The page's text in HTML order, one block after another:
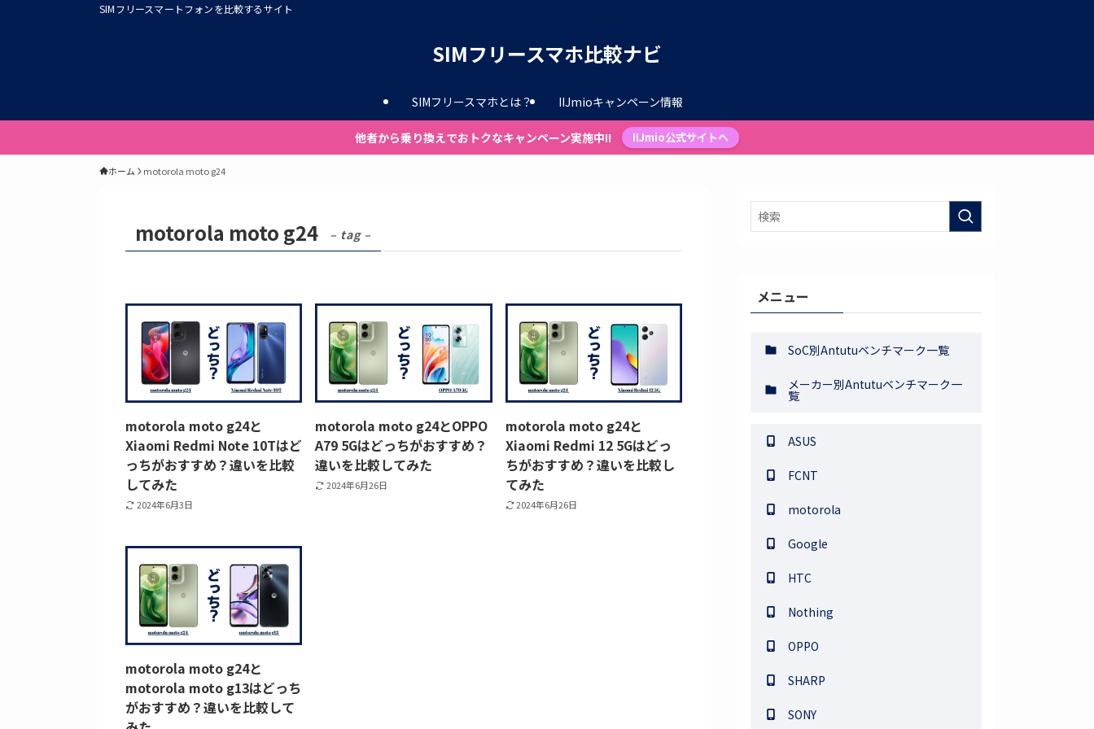
SIMフリースマートフォンを比較するサイト
SIMフリースマホ比較ナビ
SIMフリースマホとは？ IIJmioキャンペーン情報
他者から乗り換えでおトクなキャンペーン実施中!! IIJmio公式サイトへ
ホーム motorola moto g24
motorola moto g24 – tag –
motorola moto g24と
Xiaomi Redmi Note 10Tはど
っちがおすすめ？違いを比較
してみた
2024年6月3日
motorola moto g24とOPPO
A79 5Gはどっちがおすすめ？
違いを比較してみた
2024年6月26日
motorola moto g24と
Xiaomi Redmi 12 5Gはどっ
ちがおすすめ？違いを比較し
てみた
2024年6月26日
motorola moto g24と
motorola moto g13はどっち
がおすすめ？違いを比較して
メニュー
SoC別Antutuベンチマーク一覧
メーカー別Antutuベンチマーク一
覧
ASUS
FCNT
motorola
Google
HTC
Nothing
OPPO
SHARP
SONY